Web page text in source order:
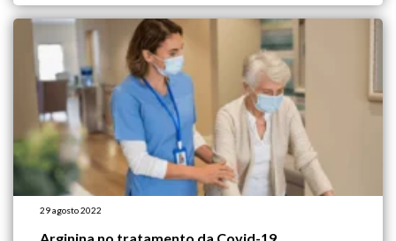
Confira! O que […]
29 agosto 2022